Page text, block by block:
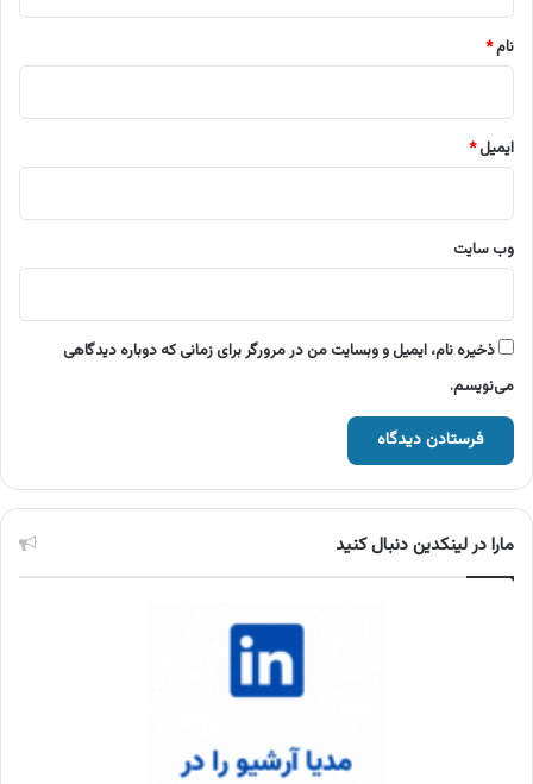
نام*
ایمیل*
وب‌ سایت
ذخیره نام، ایمیل و وبسایت من در مرورگر برای زمانی که دوباره دیدگاهی
می‌نویسم.
مارا در لینکدین دنبال کنید